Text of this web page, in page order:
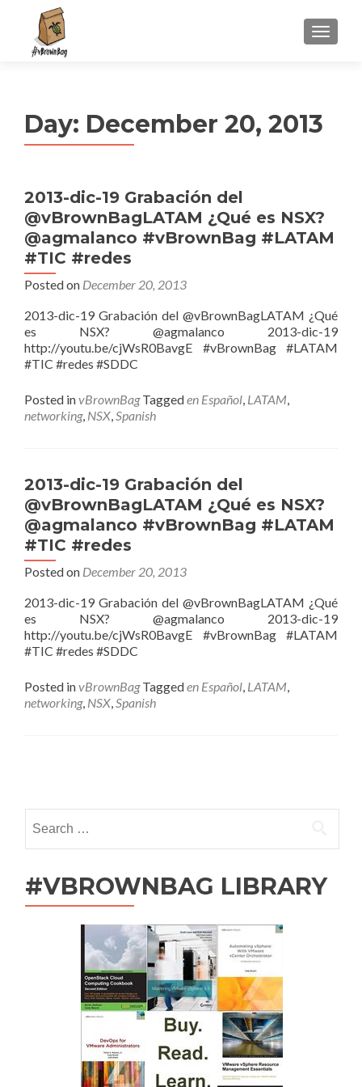
MENU
Day: December 20, 2013
2013-dic-19 Grabación del
@vBrownBagLATAM ¿Qué es NSX?
@agmalanco #vBrownBag #LATAM
#TIC #redes
Posted on December 20, 2013
2013-dic-19 Grabación del @vBrownBagLATAM ¿Qué
es NSX? @agmalanco 2013-dic-19
http://youtu.be/cjWsR0BavgE #vBrownBag #LATAM
#TIC #redes #SDDC
Posted invBrownBag Taggeden Español, LATAM,
networking, NSX,Spanish
2013-dic-19 Grabación del
@vBrownBagLATAM ¿Qué es NSX?
@agmalanco #vBrownBag #LATAM
#TIC #redes
Posted on December 20, 2013
2013-dic-19 Grabación del @vBrownBagLATAM ¿Qué
es NSX? @agmalanco 2013-dic-19
http://youtu.be/cjWsR0BavgE #vBrownBag #LATAM
#TIC #redes #SDDC
Posted invBrownBag Taggeden Español, LATAM,
networking, NSX,Spanish
navigation
for:
#VBROWNBAG LIBRARY